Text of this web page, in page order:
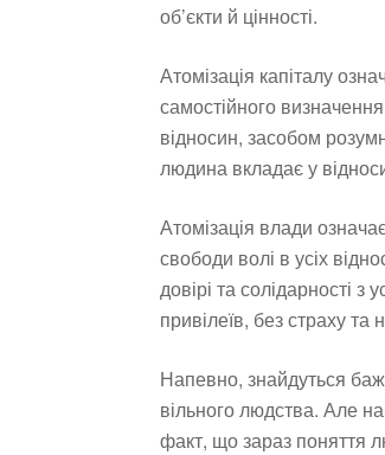
об’єкти й цінності.
Атомізація капіталу
самостійного
відносин, засобом
людина вкладає у
Атомізація влади
свободи волі в усіх
довірі та солідарності з
привілеїв, без страху та
Напевно, знайдуться
вільного людства. Але
факт, що зараз поняття